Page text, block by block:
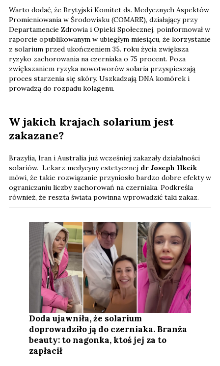
Warto dodać, że Brytyjski Komitet ds. Medycznych Aspektów
Promieniowania w Środowisku (COMARE), działający przy
Departamencie Zdrowia i Opieki Społecznej, poinformował w
raporcie opublikowanym w ubiegłym miesiącu, że korzystanie
z solarium przed ukończeniem 35. roku życia zwiększa
ryzyko zachorowania na czerniaka o 75 procent. Poza
zwiększaniem ryzyka nowotworów solaria przyspieszają
proces starzenia się skóry. Uszkadzają DNA komórek i
prowadzą do rozpadu kolagenu.
W jakich krajach solarium jest
zakazane?
Brazylia, Iran i Australia już wcześniej zakazały działalności
solariów. Lekarz medycyny estetycznej dr Joseph Hkeik
mówi, że takie rozwiązanie przyniosło bardzo dobre efekty w
ograniczaniu liczby zachorowań na czerniaka. Podkreśla
również, że reszta świata powinna wprowadzić taki zakaz.
Doda ujawniła, że solarium
doprowadziło ją do czerniaka. Branża
beauty: to nagonka, ktoś jej za to
zapłacił